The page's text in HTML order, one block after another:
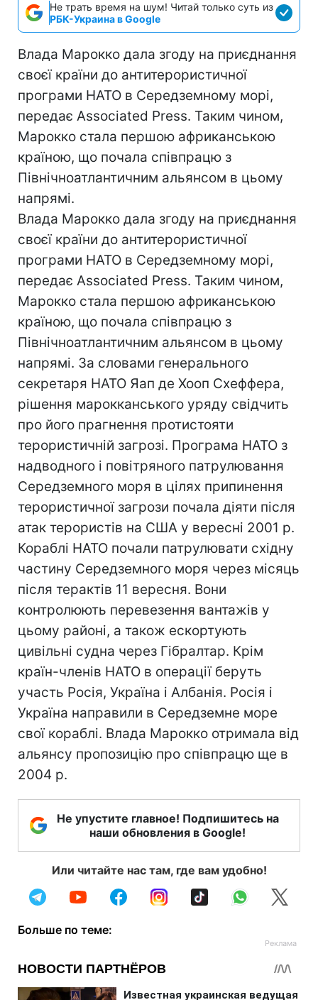
Не трать время на шум! Читай только суть из
РБК-Украина в Google
Влада Марокко дала згоду на приєднання
своєї країни до антитерористичної
програми НАТО в Середземному морі,
передає Associated Press. Таким чином,
Марокко стала першою африканською
країною, що почала співпрацю з
Північноатлантичним альянсом в цьому
напрямі.
Влада Марокко дала згоду на приєднання
своєї країни до антитерористичної
програми НАТО в Середземному морі,
передає Associated Press. Таким чином,
Марокко стала першою африканською
країною, що почала співпрацю з
Північноатлантичним альянсом в цьому
напрямі. За словами генерального
секретаря НАТО Яап де Хооп Схеффера,
рішення марокканського уряду свідчить
про його прагнення протистояти
терористичній загрозі. Програма НАТО з
надводного і повітряного патрулювання
Середземного моря в цілях припинення
терористичної загрози почала діяти після
атак терористів на США у вересні 2001 р.
Кораблі НАТО почали патрулювати східну
частину Середземного моря через місяць
після терактів 11 вересня. Вони
контролюють перевезення вантажів у
цьому районі, а також ескортують
цивільні судна через Гібралтар. Крім
країн-членів НАТО в операції беруть
участь Росія, Україна і Албанія. Росія і
Україна направили в Середземне море
свої кораблі. Влада Марокко отримала від
альянсу пропозицію про співпрацю ще в
2004 р.
Не упустите главное! Подпишитесь на
наши обновления в Google!
Или читайте нас там, где вам удобно!
Больше по теме: